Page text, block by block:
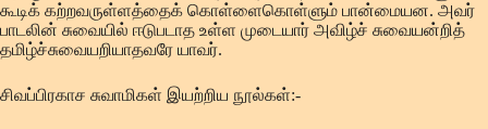
கூடிக் கற்றவருள்ளத்தைக் கொள்ளைகொள்ளும் பான்மையன. அவர்
பாடலின் சுவையில் ஈடுபடாத உள்ள முடையார் அவிழ்ச் சுவையன்றித்
தமிழ்ச்சுவையறியாதவரே யாவர்.
சிவப்பிரகாச சுவாமிகள் இயற்றிய நூல்கள்:-